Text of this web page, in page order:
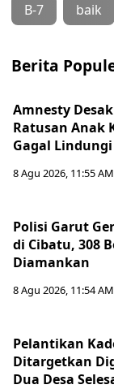
B-7 baik
Berita
Amnesty
Ratusan Anak
Gagal
8 Agu 2026, 11:55 AM
Polisi Garut
di Cibatu, 308
Diamankan
8 Agu 2026, 11:54 AM
Pelantikan
Ditargetkan
Dua Desa